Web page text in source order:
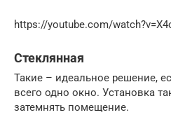
https://youtube.com/
Стеклянная
Такие – идеальное решение,
всего одно окно. Установка
затемнять помещение.